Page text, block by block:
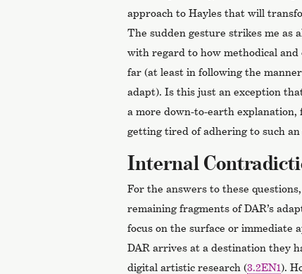
approach to Hayles that will
The sudden gesture strikes me as
with regard to how methodical and
far (at least in following the
adapt). Is this just an exception
a more down-to-earth explanation,
getting tired of adhering to such
Internal
For the answers to these
remaining fragments of DAR’s
focus on the surface or immediate
DAR arrives at a destination they
digital artistic research (3.2EN1).